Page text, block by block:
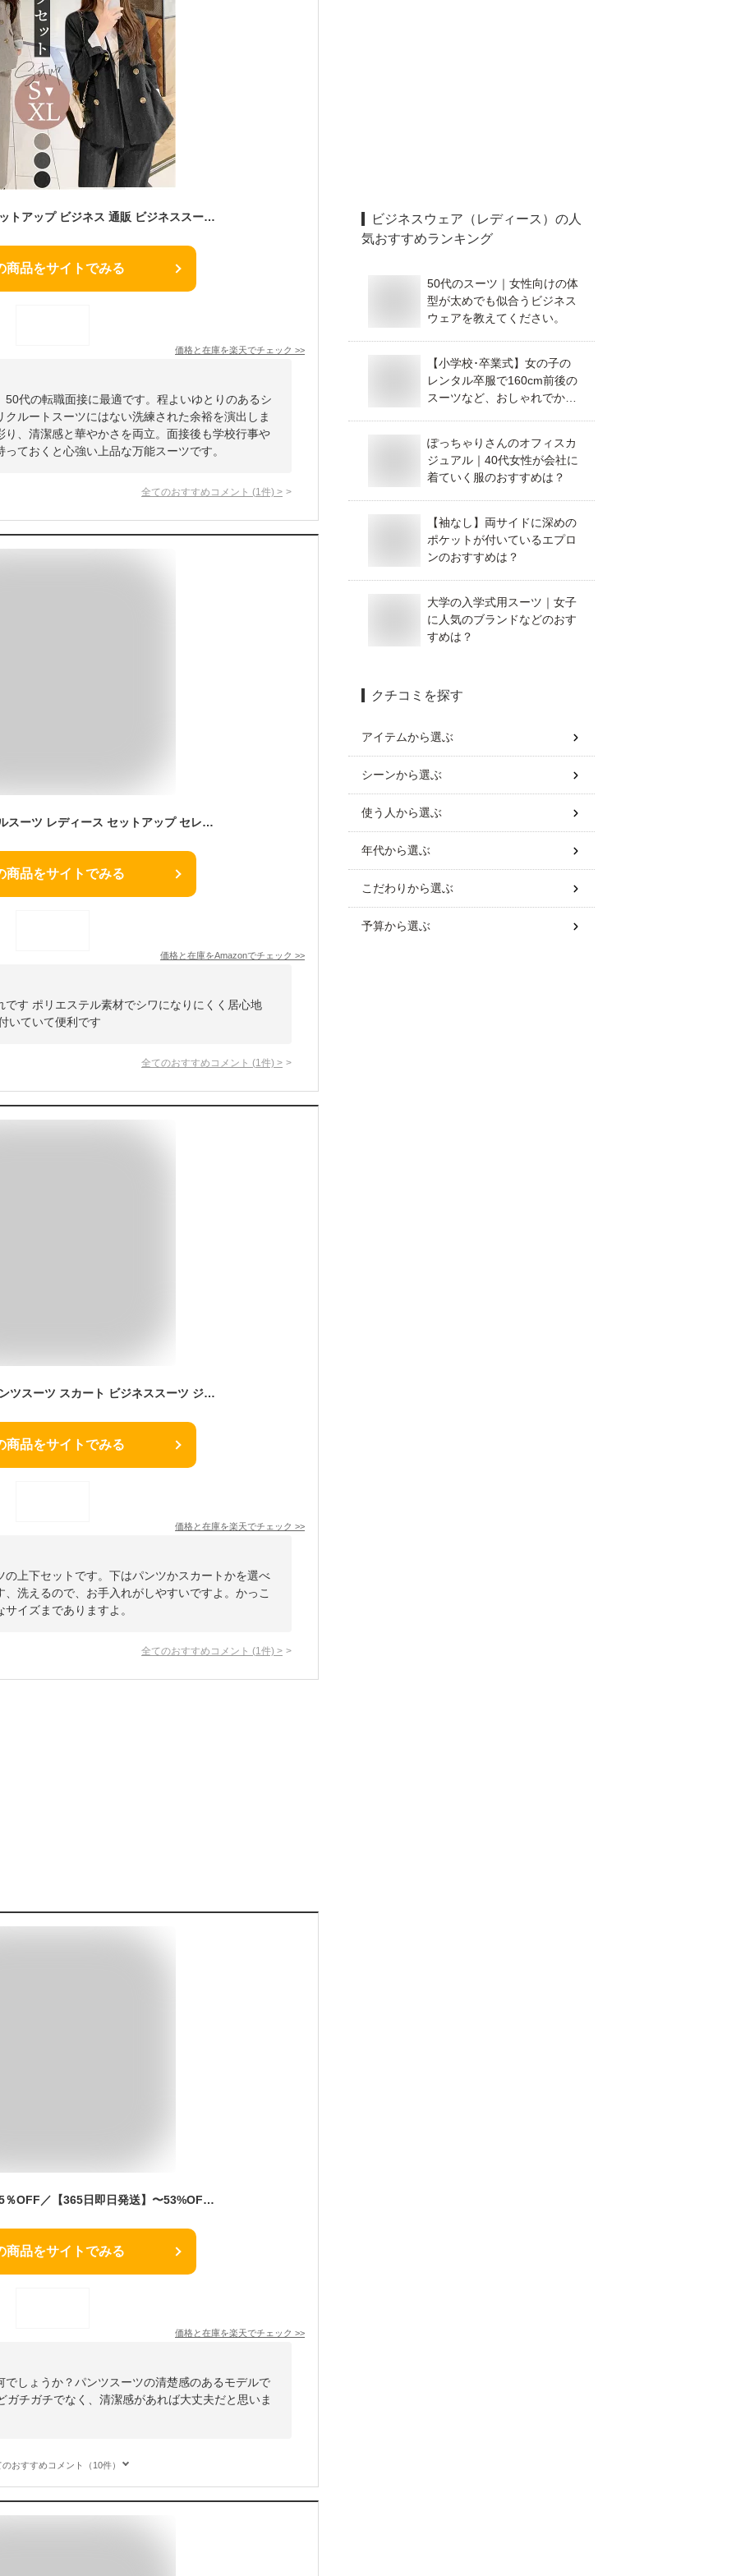
レディース スーツ セットアップ ビジネス 通販 ビジネススーツ セレモニースーツ フォーマルスーツ パンツスーツ 上下セット レディーススーツ 長袖 無地 金ボタン ビジカジ 入学式 卒業式 入園式 卒園式 春 夏 秋 冬 レディースファッション
商品をサイトでみる
価格と在庫を楽天でチェック >>
代の転職面接に最適です。程よいゆとりのあるシ
ルートスーツにはない洗練された余裕を演出しま
、清潔感と華やかさを両立。面接後も学校行事や
ておくと心強い上品な万能スーツです。
全てのおすすめコメント (1 件) >
[KOSIKINI] フォーマルスーツ レディース セットアップ セレモニー スーツ ビジネス 女性 30代 40代 50代 結婚式 親族 フォーマル 通勤 面接 会議 母 大きいサイズ カジュアル オフィス リクルート パンツ スーツ レディース 秋 冬 卒園式 卒業式 入学式 ママ 女性 春 秋 婦人 事務服 stw106-GY-M
商品をサイトでみる
価格と在庫をAmazonでチェック >>
す ポリエステル素材でシワになりにくく居心地
いていて便利です
全てのおすすめコメント (1 件) >
スーツ レディース パンツスーツ スカート ビジネススーツ ジャケット セットアップ 洗える 上下セット 大きいサイズ フォーマル オールシーズン 通勤 面接 入学式 ママスーツ お宮参り 卒園式 結婚式 入園式 卒業式 おしゃれ かっこいい 20代 30代 40代 50代 S M L LL 3L 4L
商品をサイトでみる
価格と在庫を楽天でチェック >>
上下セットです。下はパンツかスカートかを選べ
洗えるので、お手入れがしやすいですよ。かっこ
イズまでありますよ。
全てのおすすめコメント (1 件) >
＼対象商品2点以上で5％OFF／【365日即日発送】〜53%OFFスーツ レディース 大きいサイズ ビジネススーツ セットアップ 夏 洗える ストレッチ パンツスーツ ロングジャケット 春秋冬 30代 40代 50代 通勤 面接 サマースーツ オフィス 試着チケット対象
商品をサイトでみる
価格と在庫を楽天でチェック >>
しょうか？パンツスーツの清楚感のあるモデルで
ガチガチでなく、清潔感があれば大丈夫だと思いま
のおすすめコメント（10件）
ビジネスウェア（レディース） の人
気おすすめランキング
50代のスーツ｜女性向けの体
型が太めでも似合うビジネス
ウェアを教えてください。
【小学校･卒業式】女の子の
レンタル卒服で160cm前後の
スーツなど、おしゃれでかわ
ぽっちゃりさんのオフィスカ
ジュアル｜40代女性が会社に
着ていく服のおすすめは？
【袖なし】両サイドに深めの
ポケットが付いているエプロ
ンのおすすめは？
大学の入学式用スーツ｜女子
に人気のブランドなどのおす
すめは？
クチコミを探す
アイテムから選ぶ
シーンから選ぶ
使う人から選ぶ
年代から選ぶ
こだわりから選ぶ
予算から選ぶ